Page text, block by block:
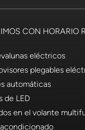
CON HORARIO
eléctricos
plegables
automáticas
de LED
en el volante